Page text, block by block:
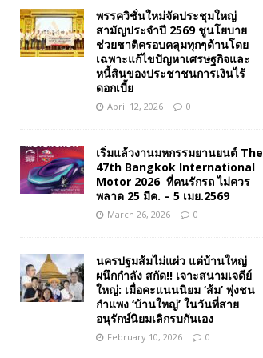
พรรควิชั่นใหม่จัดประชุมใหญ่
สามัญประจำปี 2569 ชูนโยบาย
ช่วยชาติครอบคลุมทุกๆด้านโดย
เฉพาะแก้ไขปัญหาเศรษฐกิจและ
หนี้สินของประชาชนการเงินไร้
ดอกเบี้ย
April 12, 2026 0
เริ่มแล้วงานมหกรรมยานยนต์ The
47th Bangkok International
Motor 2026 ที่คนรักรถ ไม่ควร
พลาด 25 มีค. – 5 เมย.2569
March 26, 2026 0
นครปฐมส้มไม่แผ่ว แต่บ้านใหญ่
ผนึกกำลัง สกัด!! เจาะสนามเจดีย์
ใหญ่: เมื่อคะแนนนิยม ‘ส้ม’ พุ่งชน
กำแพง ‘บ้านใหญ่’ ในวันที่สาย
อนุรักษ์นิยมเลิกรบกันเอง
February 10, 2026 0